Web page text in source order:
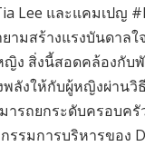
Lee และแคมเปญ
ามสร้างแรงบันดาลใ
ง สิ่งนี้สอดคล้องกับ
พลังให้กับผู้หญิงผ่านวิ
ารถยกระดับครอบครั
รรมการบริหารของ